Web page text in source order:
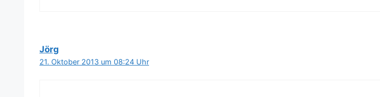
Jörg
21. Oktober 2013 um 08:24 Uhr